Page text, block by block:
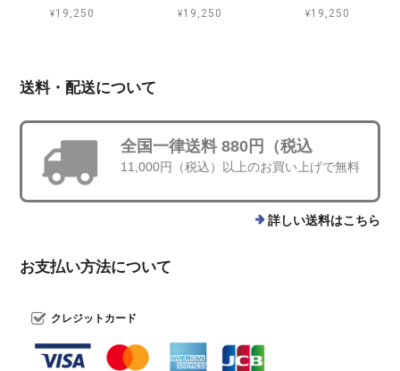
¥19,250
¥19,250
¥19,250
送料・配送について
全国一律送料 880円（税込
11,000円（税込）以上のお買い上げで無料
詳しい送料はこちら
お支払い方法について
クレジットカード